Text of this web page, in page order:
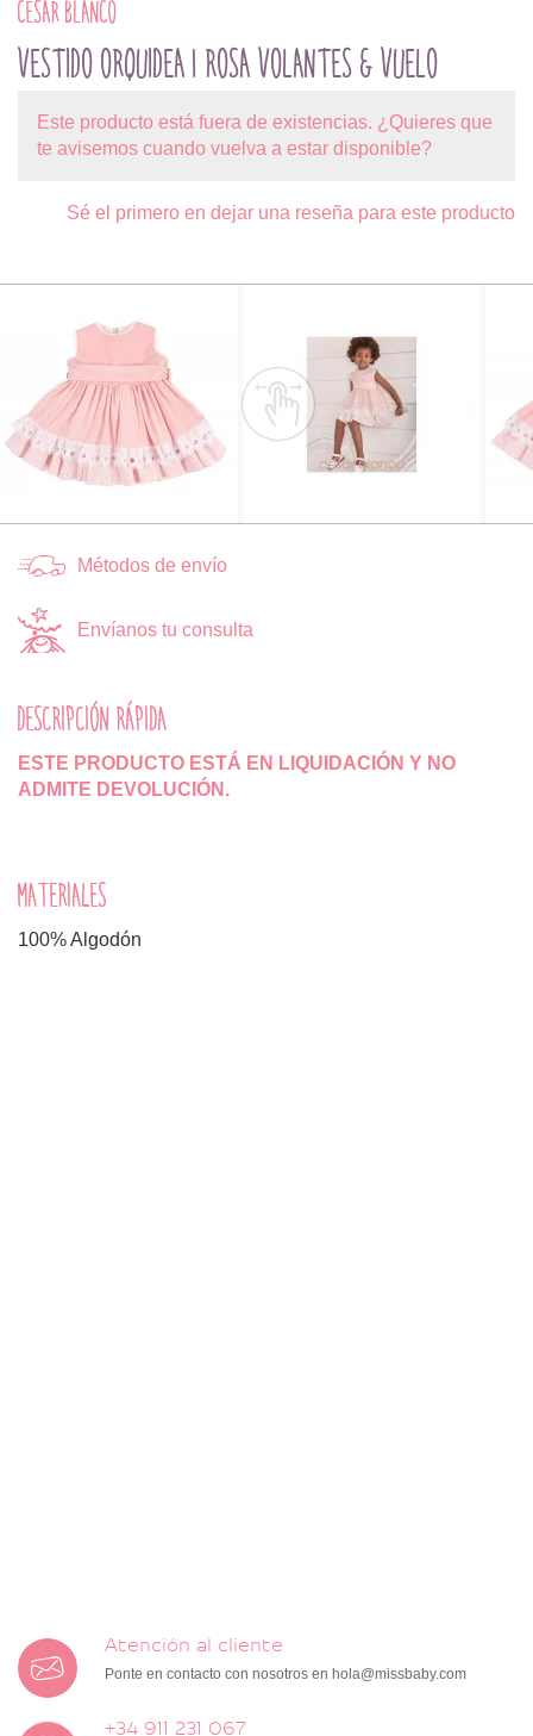
CÉSAR BLANCO
VESTIDO ORQUIDEA | ROSA VOLANTES & VUELO
Este producto está fuera de existencias. ¿Quieres que
te avisemos cuando vuelva a estar disponible?
Sé el primero en dejar una reseña para este producto
Métodos de envío
Envíanos tu consulta
DESCRIPCIÓN RÁPIDA
ESTE PRODUCTO ESTÁ EN LIQUIDACIÓN Y NO
ADMITE DEVOLUCIÓN.
MATERIALES
100% Algodón
Atención al cliente
Ponte en contacto con nosotros en hola@missbaby.com
+34 911 231 067